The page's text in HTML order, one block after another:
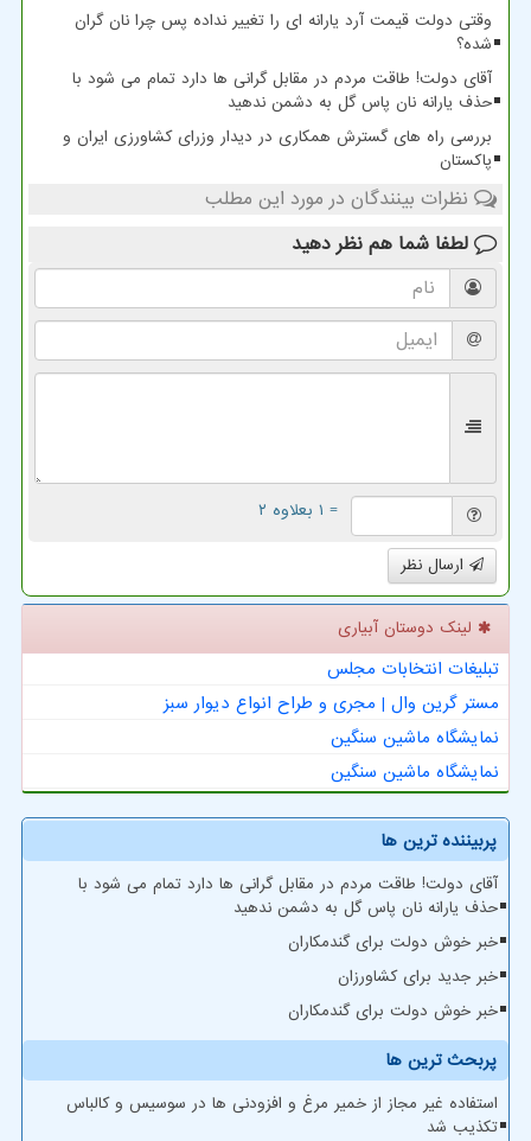
وقتی دولت قیمت آرد یارانه ای را تغییر نداده پس چرا نان گران
شده؟
آقای دولت! طاقت مردم در مقابل گرانی ها دارد تمام می شود با
حذف یارانه نان پاس گل به دشمن ندهید
بررسی راه های گسترش همکاری در دیدار وزرای کشاورزی ایران و
پاکستان
نظرات بینندگان در مورد این مطلب
لطفا شما هم نظر دهید
= ۱ بعلاوه ۲
ارسال نظر
لینک دوستان آبیاری
تبلیغات انتخابات مجلس
مستر گرین وال | مجری و طراح انواع دیوار سبز
نمایشگاه ماشین سنگین
نمایشگاه ماشین سنگین
پربیننده ترین ها
آقای دولت! طاقت مردم در مقابل گرانی ها دارد تمام می شود با
حذف یارانه نان پاس گل به دشمن ندهید
خبر خوش دولت برای گندمکاران
خبر جدید برای کشاورزان
خبر خوش دولت برای گندمکاران
پربحث ترین ها
استفاده غیر مجاز از خمیر مرغ و افزودنی ها در سوسیس و کالباس
تکذیب شد